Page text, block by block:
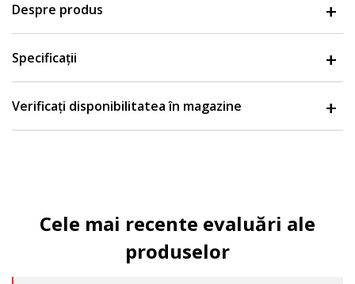
Despre produs
Specificații
Verificați disponibilitatea în magazine
Cele mai recente evaluări ale
produselor